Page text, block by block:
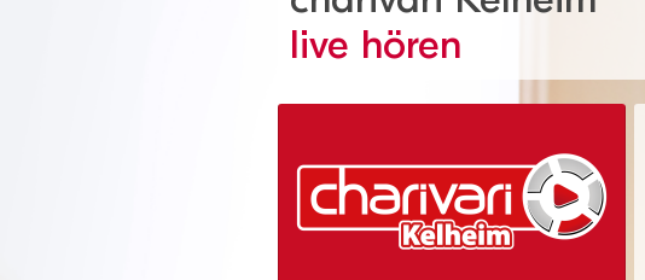
live hören